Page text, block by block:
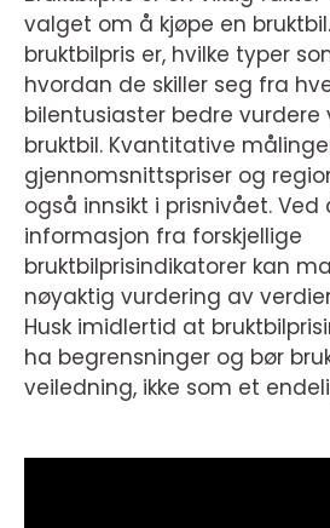
valget om å kjøpe en
bruktbilpris er, hvilke typer
hvordan de skiller seg fra
bilentusiaster bedre vurdere
bruktbil. Kvantitative
gjennomsnittspriser og
også innsikt i prisnivået. Ved
informasjon fra forskjellige
bruktbilprisindikatorer kan
nøyaktig vurdering av
Husk imidlertid at
ha begrensninger og bør
veiledning, ikke som et